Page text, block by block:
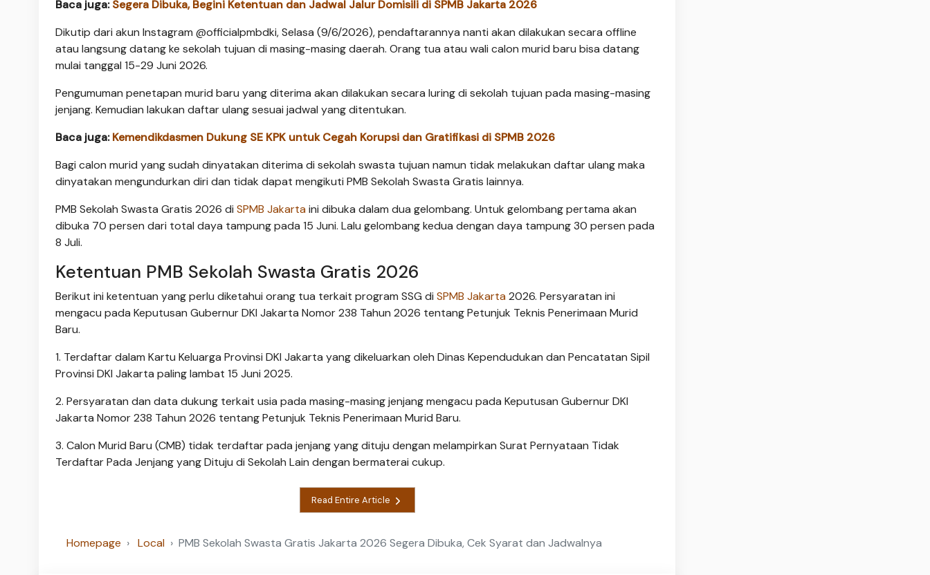
Baca juga:Segera Dibuka, Begini Ketentuan dan Jadwal Jalur Domisili di SPMB Jakarta 2026
Dikutip dari akun Instagram @officialpmbdki, Selasa (9/6/2026), pendaftarannya nanti akan dilakukan secara offline
atau langsung datang ke sekolah tujuan di masing-masing daerah. Orang tua atau wali calon murid baru bisa datang
mulai tanggal 15-29 Juni 2026.
Pengumuman penetapan murid baru yang diterima akan dilakukan secara luring di sekolah tujuan pada masing-masing
jenjang. Kemudian lakukan daftar ulang sesuai jadwal yang ditentukan.
Baca juga:Kemendikdasmen Dukung SE KPK untuk Cegah Korupsi dan Gratifikasi di SPMB 2026
Bagi calon murid yang sudah dinyatakan diterima di sekolah swasta tujuan namun tidak melakukan daftar ulang maka
dinyatakan mengundurkan diri dan tidak dapat mengikuti PMB Sekolah Swasta Gratis lainnya.
PMB Sekolah Swasta Gratis 2026 di SPMB Jakartaini dibuka dalam dua gelombang. Untuk gelombang pertama akan
dibuka 70 persen dari total daya tampung pada 15 Juni. Lalu gelombang kedua dengan daya tampung 30 persen pada
8 Juli.
Ketentuan PMB Sekolah Swasta Gratis 2026
Berikut ini ketentuan yang perlu diketahui orang tua terkait program SSG di SPMB Jakarta2026. Persyaratan ini
mengacu pada Keputusan Gubernur DKI Jakarta Nomor 238 Tahun 2026 tentang Petunjuk Teknis Penerimaan Murid
Baru.
1. Terdaftar dalam Kartu Keluarga Provinsi DKI Jakarta yang dikeluarkan oleh Dinas Kependudukan dan Pencatatan Sipil
Provinsi DKI Jakarta paling lambat 15 Juni 2025.
2. Persyaratan dan data dukung terkait usia pada masing-masing jenjang mengacu pada Keputusan Gubernur DKI
Jakarta Nomor 238 Tahun 2026 tentang Petunjuk Teknis Penerimaan Murid Baru.
3. Calon Murid Baru (CMB) tidak terdaftar pada jenjang yang dituju dengan melampirkan Surat Pernyataan Tidak
Terdaftar Pada Jenjang yang Dituju di Sekolah Lain dengan bermaterai cukup.
Read Entire Article
Homepage Local PMB Sekolah Swasta Gratis Jakarta 2026 Segera Dibuka, Cek Syarat dan Jadwalnya